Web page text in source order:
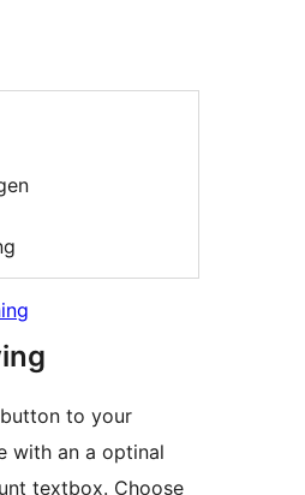
to your
with an a optinal
textbox. Choose